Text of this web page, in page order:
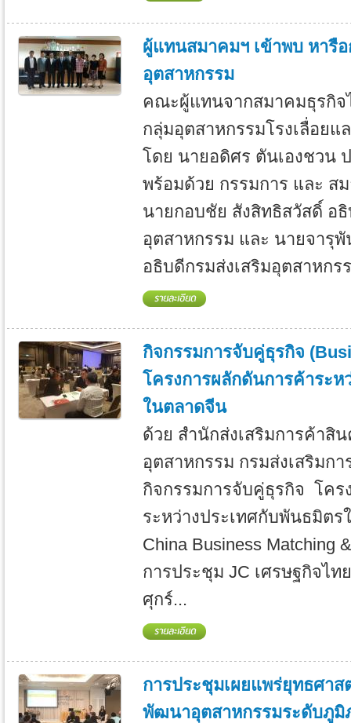
ผู้แทนสมาคมฯ เข้าพบ หารื
อุตสาหกรรม
คณะผู้แทนจากสมาคมธุรกิจ
กลุ่มอุตสาหกรรมโรงเลื่อยแ
โดย นายอดิศร ตันเองชวน
พร้อมด้วย กรรมการ และ ส
นายกอบชัย สังสิทธิสวัสดิ์ อธิ
อุตสาหกรรม และ นายจารุพั
อธิบดีกรมส่งเสริมอุตสาหกร
กิจกรรมการจับคู่ธุรกิจ
โครงการผลักดันการค้าระ
ในตลาดจีน
ด้วย สำนักส่งเสริมการค้าสิ
อุตสาหกรรม กรมส่งเสริมก
กิจกรรมการจับคู่ธุรกิจ โคร
ระหว่างประเทศกับพันธมิตร
China Business Matching
การประชุม JC เศรษฐกิจไ
ศุกร์...
การประชุมเผยแพร่ยุทธศา
พัฒนาอุตสาหกรรมระดับภู